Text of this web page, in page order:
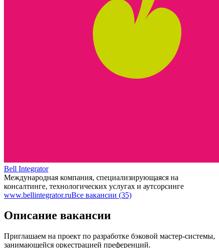
Bell Integrator
Международная компания, специализирующаяся на
консалтинге, технологических услугах и аутсорсинге
www.bellintegrator.ruВсе вакансии (35)
Описание вакансии
Приглашаем на проект по разработке бэковой мастер-системы,
занимающейся оркестрацией преференций.